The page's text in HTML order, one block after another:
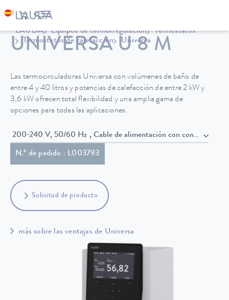
LAUDA Equipos de termorregulación
Termostatos
Termostatos de calefacción
Universa
UNIVERSA U 8 M
Las termocirculadoras Universa con volúmenes de baño de
entre 4 y 40 litros y potencias de calefacción de entre 2 kW y
3,6 kW ofrecen total flexibilidad y una amplia gama de
opciones para todas las aplicaciones.
200-240 V, 50/60 Hz , Cable de alimentación con
N.º de pedido : L003793
Solicitud de producto
más sobre las ventajas de Universa